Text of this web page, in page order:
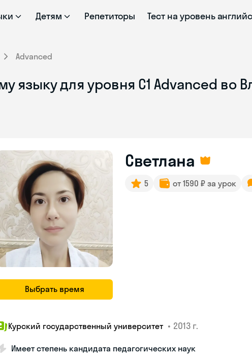
Детям Репетиторы Тест на уровень
Advanced
языку для уровня C1 Advanced во
Выбрать время
Светлана
5 от 1590 ₽ за урок
Курский государственный университет • 2013 г.
Имеет степень кандидата педагогических наук